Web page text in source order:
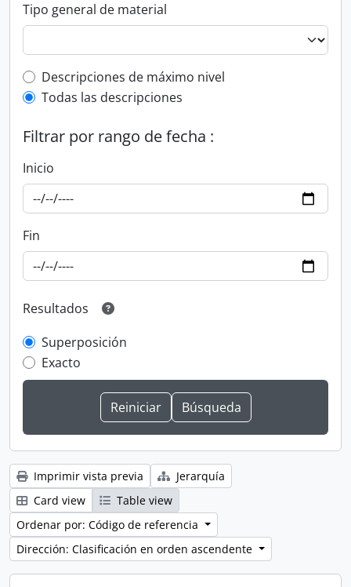
Tipo general de material
Top-level description filter
Descripciones de máximo nivel
Todas las descripciones
Filtrar por rango de fecha :
Inicio
Fin
Resultados
Superposición
Exacto
Imprimir vista previa
Jerarquía
Card view
Table view
Ordenar por: Código de referencia
Dirección: Clasificación en orden ascendente